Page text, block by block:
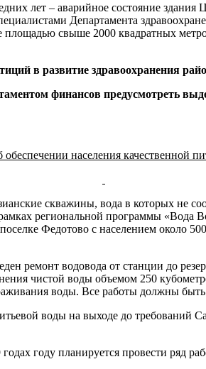
лет – аварийное состояние
Департамента
свыше 2000 квадратных
в развитие здравоохранения
финансов предусмотреть
населения качественной
скважины, вода в которых не
региональной программы
Федотово с населением около
ремонт водовода от станции до
чистой воды объемом 250
воды. Все работы должны
воды на выходе до
году планируется провести ряд